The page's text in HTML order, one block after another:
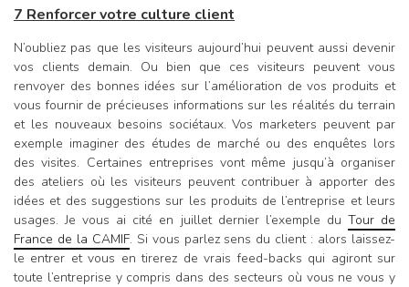
7 Renforcer votre culture client
N’oubliez pas que les visiteurs aujourd’hui peuvent aussi devenir
vos clients demain. Ou bien que ces visiteurs peuvent vous
renvoyer des bonnes idées sur l’amélioration de vos produits et
vous fournir de précieuses informations sur les réalités du terrain
et les nouveaux besoins sociétaux. Vos marketers peuvent par
exemple imaginer des études de marché ou des enquêtes lors
des visites. Certaines entreprises vont même jusqu’à organiser
des ateliers où les visiteurs peuvent contribuer à apporter des
idées et des suggestions sur les produits de l’entreprise et leurs
usages. Je vous ai cité en juillet dernier l’exemple du Tour de
France de la CAMIF. Si vous parlez sens du client : alors laissez-
le entrer et vous en tirerez de vrais feed-backs qui agiront sur
toute l’entreprise y compris dans des secteurs où vous ne vous y